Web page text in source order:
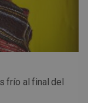
frío al final del